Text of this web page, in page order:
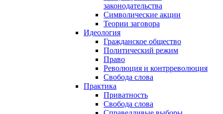
законодательства
Символические акции
Теории заговора
Идеология
Гражданское общество
Политический режим
Право
Революция и контрреволюция
Свобода слова
Практика
Приватность
Свобода слова